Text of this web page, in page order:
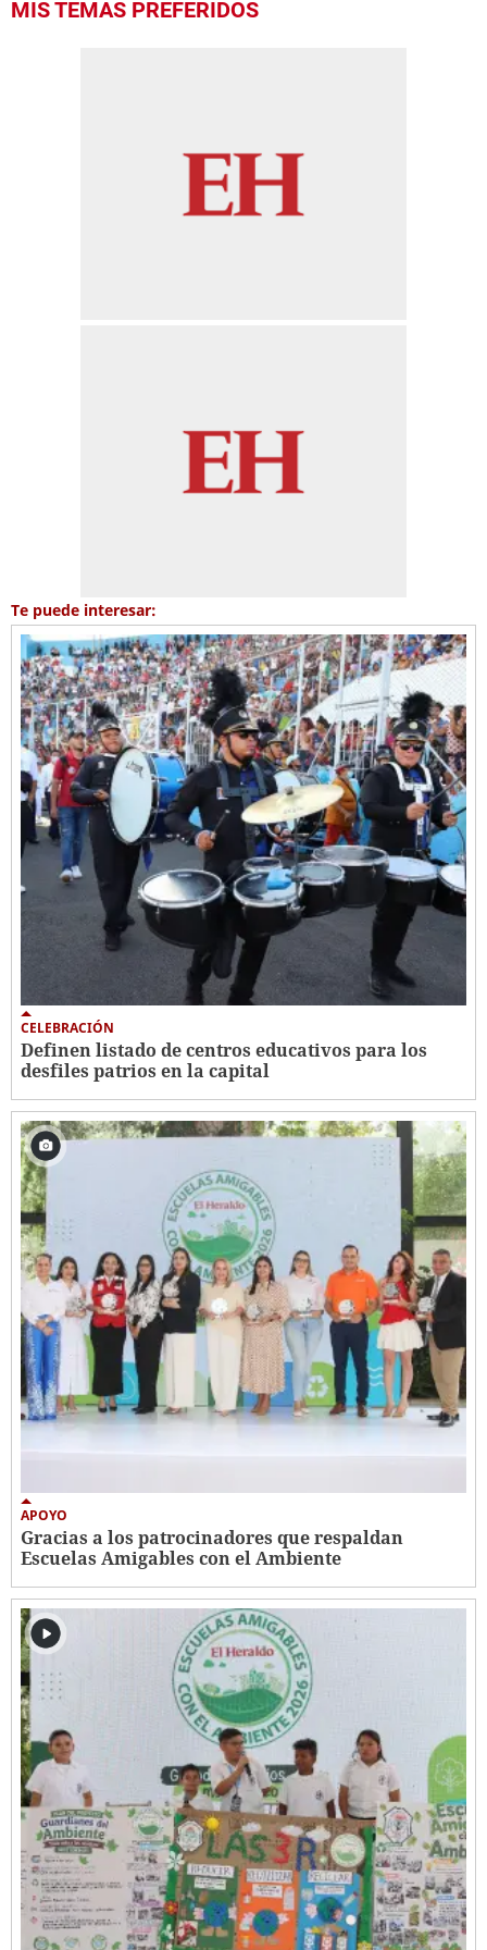
seconds
MIS TEMAS PREFERIDOS
Te puede interesar:
CELEBRACIÓN
Definen listado de centros educativos para los
desfiles patrios en la capital
APOYO
Gracias a los patrocinadores que respaldan
Escuelas Amigables con el Ambiente